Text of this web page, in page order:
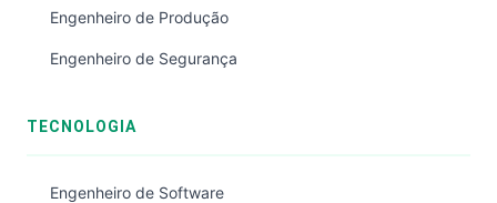
Engenheiro de Produção
Engenheiro de Segurança
TECNOLOGIA
Engenheiro de Software